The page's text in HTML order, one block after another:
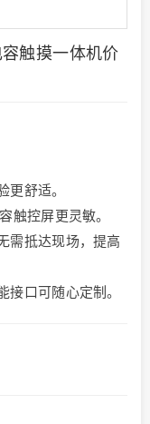
触摸一体机价
更舒适。
触控屏更灵敏。
需抵达现场，提高
接口可随心定制。